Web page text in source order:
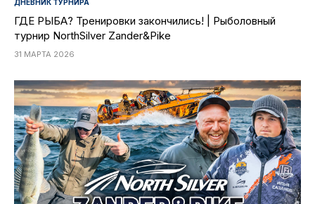
ДНЕВНИК ТУРНИРА
ГДЕ РЫБА? Тренировки закончились! | Рыболовный
турнир NorthSilver Zander&Pike
31 МАРТА 2026